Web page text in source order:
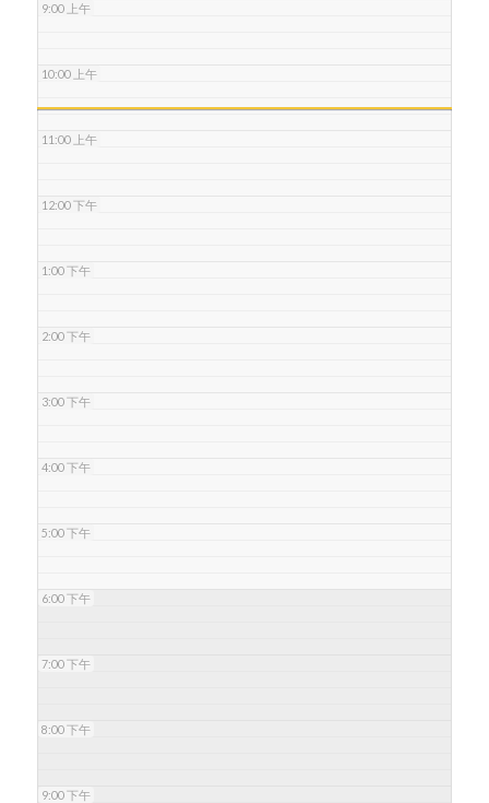
9:00 上午
10:00 上午
11:00 上午
12:00 下午
1:00 下午
2:00 下午
3:00 下午
4:00 下午
5:00 下午
6:00 下午
7:00 下午
8:00 下午
9:00 下午